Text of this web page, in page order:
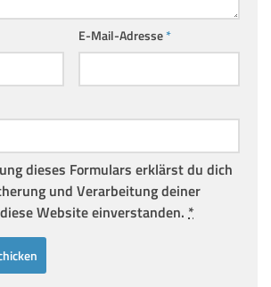
E-Mail-Adresse*
dieses Formulars erklärst du dich
und Verarbeitung deiner
Website einverstanden. *